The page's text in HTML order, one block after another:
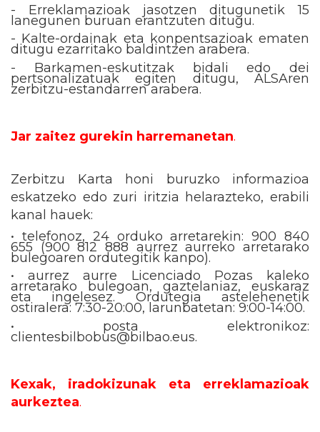
- Erreklamazioak jasotzen ditugunetik 15
lanegunen buruan erantzuten ditugu.
- Kalte-ordainak eta konpentsazioak ematen
ditugu ezarritako baldintzen arabera.
- Barkamen-eskutitzak bidali edo dei
pertsonalizatuak egiten ditugu, ALSAren
zerbitzu-estandarren arabera.
Jar zaitez gurekin harremanetan.
Zerbitzu Karta honi buruzko informazioa
eskatzeko edo zuri iritzia helarazteko, erabili
kanal hauek:
• telefonoz, 24 orduko arretarekin: 900 840
655 (900 812 888 aurrez aurreko arretarako
bulegoaren ordutegitik kanpo).
• aurrez aurre Licenciado Pozas kaleko
arretarako bulegoan, gaztelaniaz, euskaraz
eta ingelesez. Ordutegia astelehenetik
ostiralera: 7:30-20:00, larunbatetan: 9:00-14:00.
• posta elektronikoz:
clientesbilbobus@bilbao.eus.
Kexak, iradokizunak eta erreklamazioak
aurkeztea.